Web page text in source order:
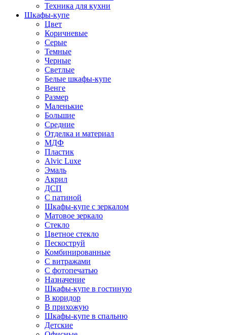
Техника для кухни
Шкафы-купе
Цвет
Коричневые
Серые
Темные
Черные
Светлые
Белые шкафы-купе
Венге
Размер
Маленькие
Большие
Средние
Отделка и материал
МДФ
Пластик
Alvic Luxe
Эмаль
Акрил
ДСП
С патиной
Шкафы-купе с зеркалом
Матовое зеркало
Стекло
Цветное стекло
Пескоструй
Комбинированные
С витражами
С фотопечатью
Назначение
Шкафы-купе в гостиную
В коридор
В прихожую
Шкафы-купе в спальню
Детские